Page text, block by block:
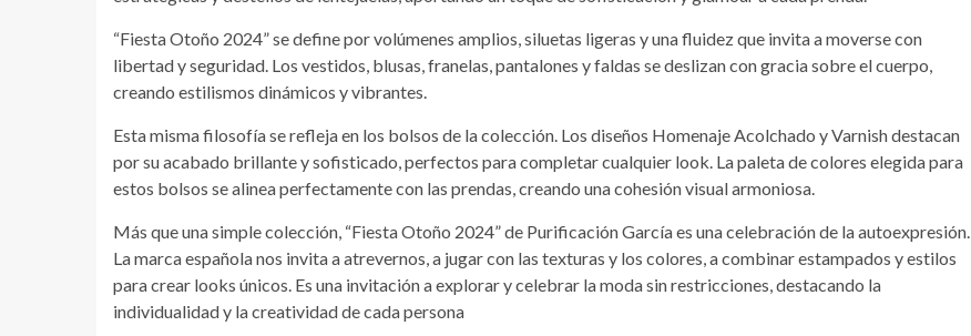
“Fiesta Otoño 2024” se define por volúmenes amplios, siluetas ligeras y una fluidez que invita a moverse con
libertad y seguridad. Los vestidos, blusas, franelas, pantalones y faldas se deslizan con gracia sobre el cuerpo,
creando estilismos dinámicos y vibrantes.
Esta misma filosofía se refleja en los bolsos de la colección. Los diseños Homenaje Acolchado y Varnish destacan
por su acabado brillante y sofisticado, perfectos para completar cualquier look. La paleta de colores elegida para
estos bolsos se alinea perfectamente con las prendas, creando una cohesión visual armoniosa.
Más que una simple colección, “Fiesta Otoño 2024” de Purificación García es una celebración de la autoexpresión.
La marca española nos invita a atrevernos, a jugar con las texturas y los colores, a combinar estampados y estilos
para crear looks únicos. Es una invitación a explorar y celebrar la moda sin restricciones, destacando la
individualidad y la creatividad de cada persona